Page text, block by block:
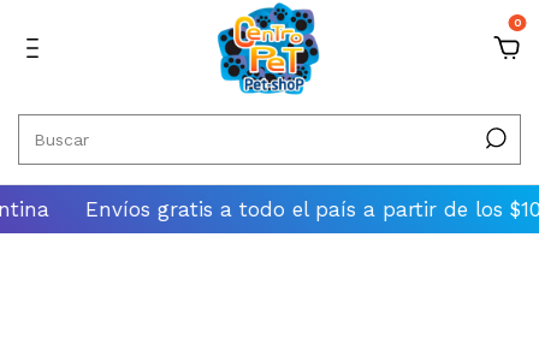
0
Envíos gratis a todo el país a partir de los